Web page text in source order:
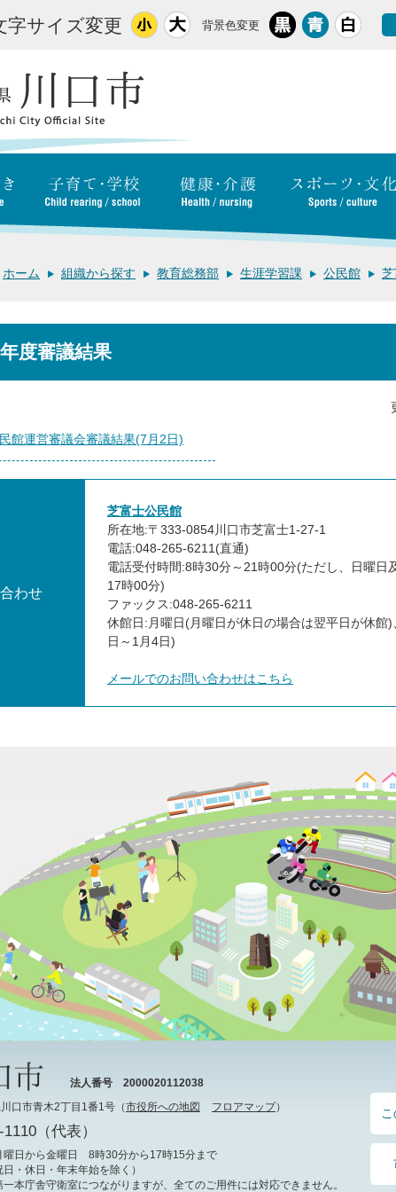
字サイズ変更 背景色変更
ホーム 組織から探す 教育総務部 生涯学習課 公民館
度審議結果
館運営審議会審議結果(7月2日)
わせ
芝富士公民館
所在地:〒333-0854川口市芝富士1-27-1
電話:048-265-6211(直通)
電話受付時間:8時30分～21時00分(ただし、日曜日
17時00分)
ファックス:048-265-6211
休館日:月曜日(月曜日が休日の場合は翌平日が休館
日～1月4日)
メールでのお問い合わせはこちら
法人番号 2000020112038
口市青木2丁目1番1号（市役所への地図 フロアマップ）
（代表）
曜日から金曜日 8時30分から17時15分まで
日・休日・年末年始を除く）
一本庁舎守衛室につながりますが、全てのご用件には対応できません。